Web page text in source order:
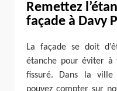
Remettez
façade à Davy
La façade se doit
étanche pour éviter à
fissuré. Dans la ville